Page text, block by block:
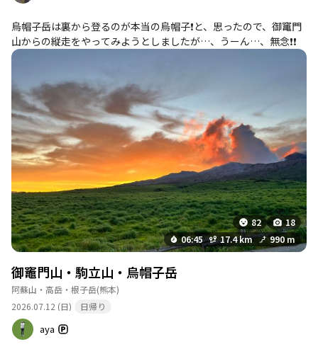
烏帽子岳は裏から登るのが本当の烏帽子❗と、思ったので、御竃門
山からの縦走をやってみようとしましたが…、うーん…、無念❗❗
82
18
06:45
17.4 km 990 m
御竈門山・駒立山・烏帽子岳
阿蘇山・高岳・根子岳(熊本)
2026.07.12 (日)
日帰り
aya